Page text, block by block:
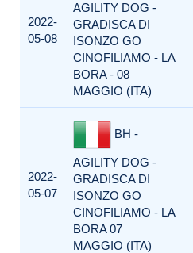
2022-
05-08
AGILITY DOG -
GRADISCA DI
ISONZO GO
CINOFILIAMO - LA
BORA - 08
MAGGIO (ITA)
2022-
05-07
BH -
AGILITY DOG -
GRADISCA DI
ISONZO GO
CINOFILIAMO - LA
BORA 07
MAGGIO (ITA)